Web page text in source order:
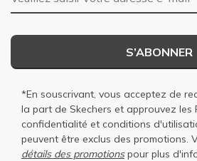
S’ABONNER
*En souscrivant, vous acceptez de
la part de Skechers et approuvez les
confidentialité et conditions
peuvent être exclus des promotions.
détails des promotionspour plus